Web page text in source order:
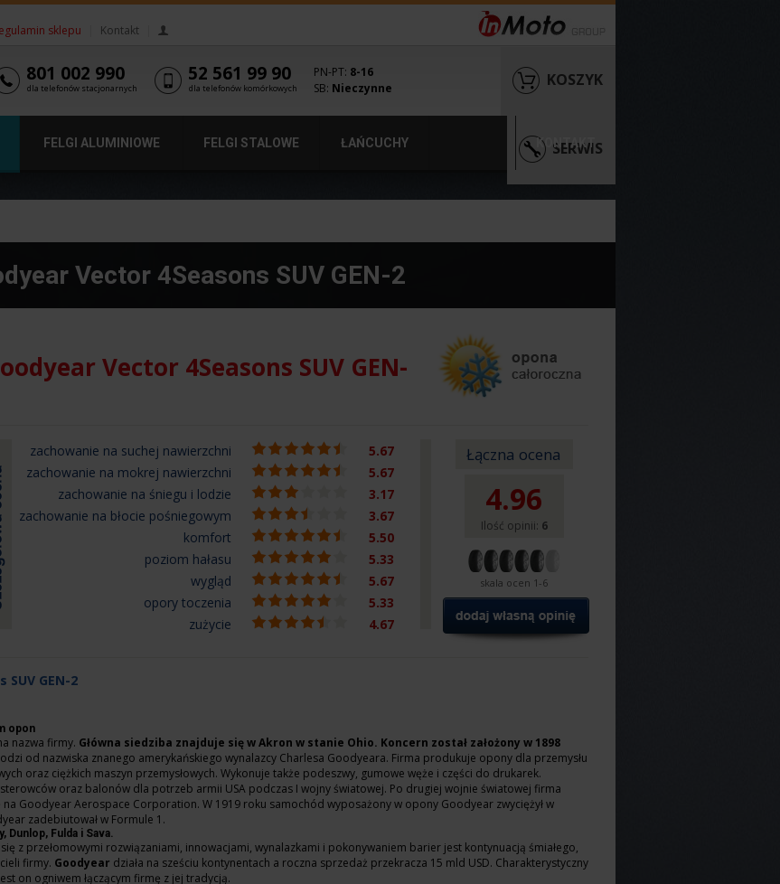
sklepu Kontakt
801 002 990
dla telefonów stacjonarnych
52 561 99 90
dla telefonów komórkowych
PN-PT: 8-16
SB: Nieczynne KOSZYK
SERWIS
FELGI ALUMINIOWE FELGI STALOWE ŁAŃCUCHY KONTAKT
Vector 4Seasons SUV GEN-2
Vector 4Seasons SUV GEN-
zachowanie na suchej nawierzchni
5.67
zachowanie na mokrej nawierzchni
5.67
zachowanie na śniegu i lodzie
3.17
zachowanie na błocie pośniegowym
3.67
komfort
5.50
poziom hałasu
5.33
wygląd
5.67
opory toczenia
5.33
zużycie
4.67
Łączna ocena
4.96
Ilość opinii: 6
skala ocen 1-6
GEN-2
opon
nazwa firmy. Główna siedziba znajduje się w Akron w stanie Ohio. Koncern został założony w 1898
od nazwiska znanego amerykańskiego wynalazcy Charlesa Goodyeara. Firma produkuje opony dla przemysłu
oraz ciężkich maszyn przemysłowych. Wykonuje także podeszwy, gumowe węże i części do drukarek.
sterowców oraz balonów dla potrzeb armii USA podczas I wojny światowej. Po drugiej wojnie światowej firma
na Goodyear Aerospace Corporation. W 1919 roku samochód wyposażony w opony Goodyear zwyciężył w
zadebiutował w Formule 1.
Dunlop, Fulda i Sava.
z przełomowymi rozwiązaniami, innowacjami, wynalazkami i pokonywaniem barier jest kontynuacją śmiałego,
firmy. Goodyear działa na sześciu kontynentach a roczna sprzedaż przekracza 15 mld USD. Charakterystyczny
on ogniwem łączącym firmę z jej tradycją.